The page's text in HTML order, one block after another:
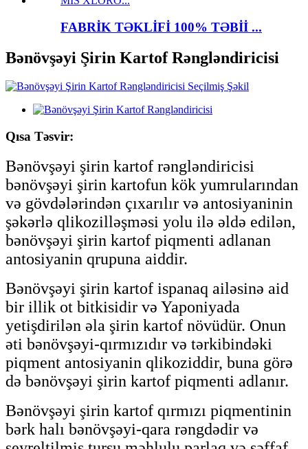
FABRİK TƏKLİFİ 100% TƏBİİ ...
Bənövşəyi Şirin Kartof Rəngləndiricisi
Qısa Təsvir:
Bənövşəyi şirin kartof rəngləndiricisi
bənövşəyi şirin kartofun kök yumrularından
və gövdələrindən çıxarılır və antosiyaninin
şəkərlə qlikozilləşməsi yolu ilə əldə edilən,
bənövşəyi şirin kartof piqmenti adlanan
antosiyanin qrupuna aiddir.
Bənövşəyi şirin kartof ispanaq ailəsinə aid
bir illik ot bitkisidir və Yaponiyada
yetişdirilən əla şirin kartof növüdür. Onun
əti bənövşəyi-qırmızıdır və tərkibindəki
piqment antosiyanin qlikoziddir, buna görə
də bənövşəyi şirin kartof piqmenti adlanır.
Bənövşəyi şirin kartof qırmızı piqmentinin
bərk halı bənövşəyi-qara rəngdədir və